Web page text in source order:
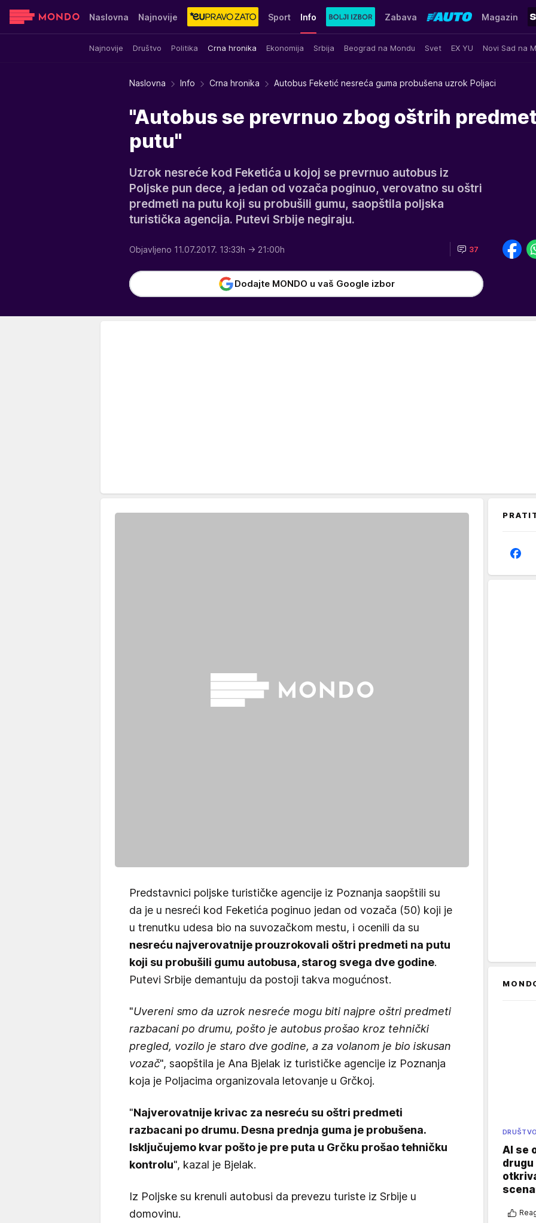
Naslovna Najnovije Sport Info
Najnovije Društvo Politika Crna hronika Ekonomija Srbija Beograd na Mondu Svet EX YU Novi Sad na
Zabava Magazin
Sensa Stvar ukusa Yumama
Naslovna Info Crna hronika Autobus Feketić nesreća guma probušena uzrok Poljaci
"Autobus se prevrnuo zbog oštrih
putu"
Uzrok nesreće kod Feketića u kojoj se prevrnuo autobus iz
Poljske pun dece, a jedan od vozača poginuo, verovatno su oštri
predmeti na putu koji su probušili gumu, saopštila poljska
turistička agencija. Putevi Srbije negiraju.
Objavljeno 11.07.2017. 13:33h → 21:00h 37
Dodajte MONDO u vaš Google izbor
Predstavnici poljske turističke agencije iz Poznanja saopštili su
da je u nesreći kod Feketića poginuo jedan od vozača (50) koji je
u trenutku udesa bio na suvozačkom mestu, i ocenili da su
nesreću najverovatnije prouzrokovali oštri predmeti na putu
koji su probušili gumu autobusa, starog svega dve godine.
Putevi Srbije demantuju da postoji takva mogućnost.
"Uvereni smo da uzrok nesreće mogu biti najpre oštri predmeti
razbacani po drumu, pošto je autobus prošao kroz tehnički
pregled, vozilo je staro dve godine, a za volanom je bio iskusan
vozač", saopštila je Ana Bjelak iz turističke agencije iz Poznanja
koja je Poljacima organizovala letovanje u Grčkoj.
"Najverovatnije krivac za nesreću su oštri predmeti
razbacani po drumu. Desna prednja guma je probušena.
Isključujemo kvar pošto je pre puta u Grčku prošao tehničku
kontrolu", kazal je Bjelak.
Iz Poljske su krenuli autobusi da prevezu turiste iz Srbije u
domovinu.
DRUŠTVO
AI se